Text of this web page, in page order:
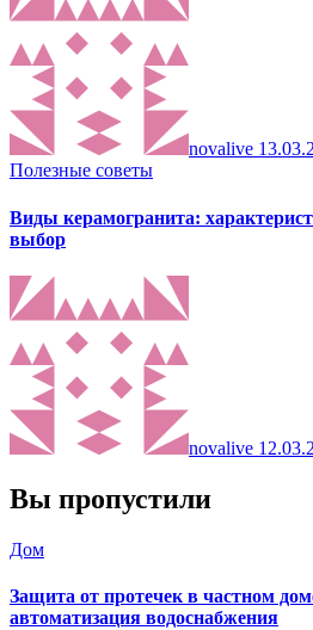
novalive
Полезные советы
Виды керамогранита:
выбор
novalive
Вы пропустили
Дом
Защита от протечек в частном
автоматизация водоснабжения